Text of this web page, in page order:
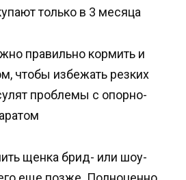
только в 3 месяца
правильно кормить и
чтобы избежать резких
проблемы с опорно-
щенка брид- или шоу-